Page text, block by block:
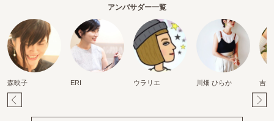
アンバサダー一覧
森映子 ERI ウラリエ 川畑 ひらか 吉田